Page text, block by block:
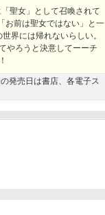
聖女」として召喚されて
お前は聖女ではない」と一
界には帰れないらしい。
やろうと決意してーーチ
発売日は書店、各電子ス